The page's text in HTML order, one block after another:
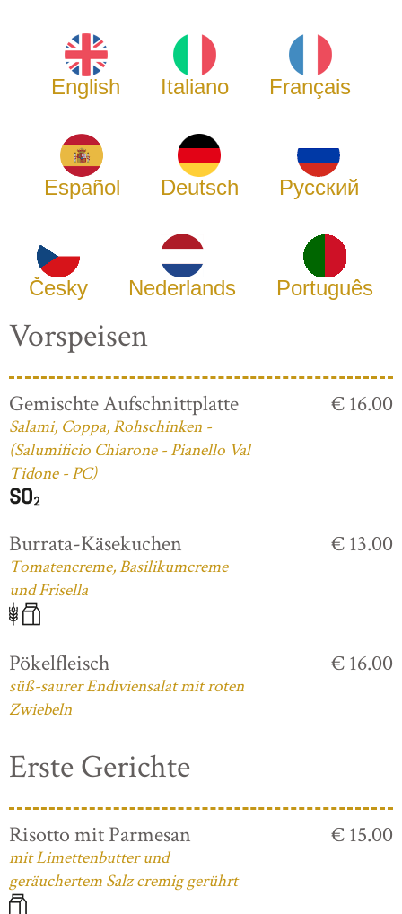
English Italiano Français
Español Deutsch Русский
Česky Nederlands Português
Vorspeisen
Gemischte Aufschnittplatte
Salami, Coppa, Rohschinken -
(Salumificio Chiarone - Pianello Val
Tidone - PC)
€ 16.00
Burrata-Käsekuchen
Tomatencreme, Basilikumcreme
und Frisella
€ 13.00
Pökelfleisch
süß-saurer Endiviensalat mit roten
Zwiebeln
€ 16.00
Erste Gerichte
Risotto mit Parmesan
mit Limettenbutter und
geräuchertem Salz cremig gerührt
€ 15.00